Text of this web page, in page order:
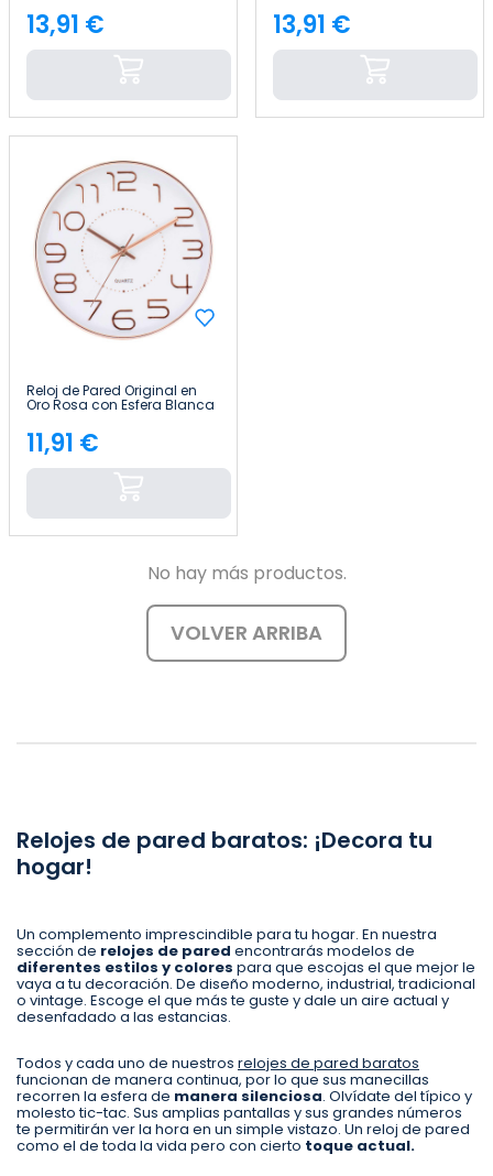
Precio
13,91 € Precio
13,91 €
Reloj de Pared Original en
Oro Rosa con Esfera Blanca
Precio
11,91 €
No hay más productos.
VOLVER ARRIBA
Relojes de pared baratos: ¡Decora tu
hogar!
Un complemento imprescindible para tu hogar. En nuestra
sección de relojes de pared encontrarás modelos de
diferentes estilos y colores para que escojas el que mejor le
vaya a tu decoración. De diseño moderno, industrial, tradicional
o vintage. Escoge el que más te guste y dale un aire actual y
desenfadado a las estancias.
Todos y cada uno de nuestros relojes de pared baratos
funcionan de manera continua, por lo que sus manecillas
recorren la esfera de manera silenciosa. Olvídate del típico y
molesto tic-tac. Sus amplias pantallas y sus grandes números
te permitirán ver la hora en un simple vistazo. Un reloj de pared
como el de toda la vida pero con cierto toque actual.